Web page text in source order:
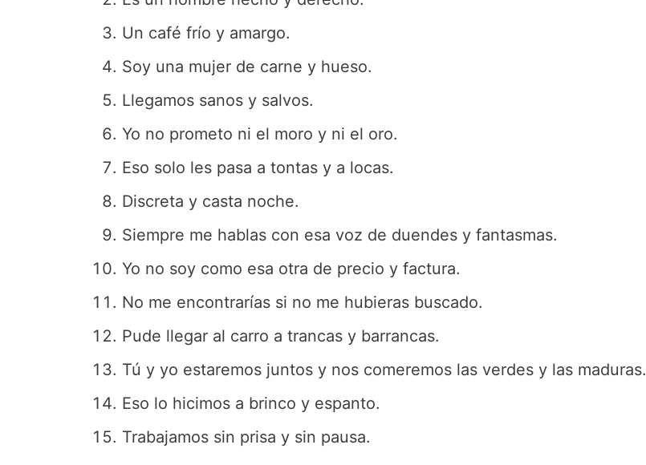
Un café frío y amargo.
Soy una mujer de carne y hueso.
Llegamos sanos y salvos.
Yo no prometo ni el moro y ni el oro.
Eso solo les pasa a tontas y a locas.
Discreta y casta noche.
Siempre me hablas con esa voz de duendes y fantasmas.
Yo no soy como esa otra de precio y factura.
No me encontrarías si no me hubieras buscado.
Pude llegar al carro a trancas y barrancas.
Tú y yo estaremos juntos y nos comeremos las verdes y las maduras.
Eso lo hicimos a brinco y espanto.
Trabajamos sin prisa y sin pausa.